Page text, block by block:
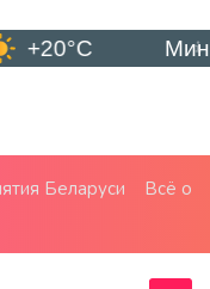
Минск
Беларуси
Всё о